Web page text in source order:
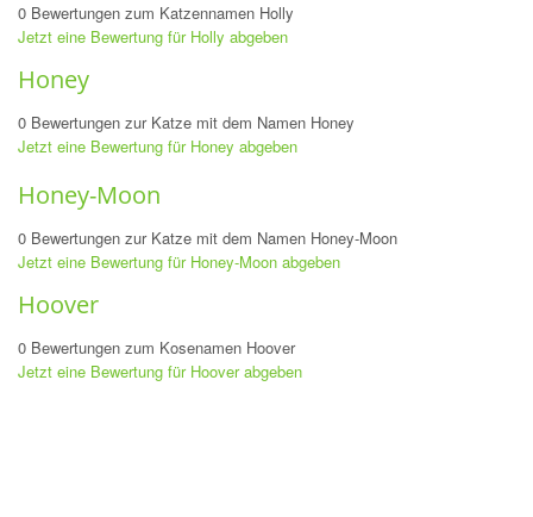
0 Bewertungen zum Katzennamen Holly
Jetzt eine Bewertung für Holly abgeben
Honey
0 Bewertungen zur Katze mit dem Namen Honey
Jetzt eine Bewertung für Honey abgeben
Honey-Moon
0 Bewertungen zur Katze mit dem Namen Honey-Moon
Jetzt eine Bewertung für Honey-Moon abgeben
Hoover
0 Bewertungen zum Kosenamen Hoover
Jetzt eine Bewertung für Hoover abgeben